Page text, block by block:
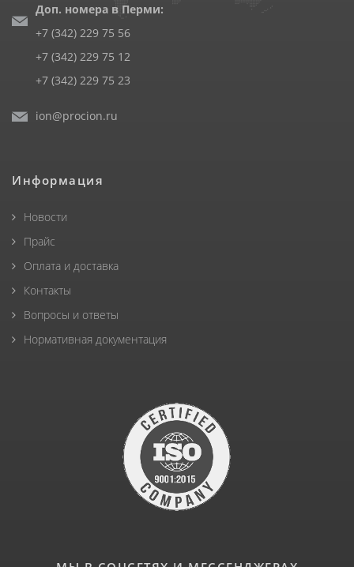
Доп. номера в Перми:
+7 (342) 229 75 56
+7 (342) 229 75 12
+7 (342) 229 75 23
ion@procion.ru
Информация
Новости
Прайс
Оплата и доставка
Контакты
Вопросы и ответы
Нормативная документация